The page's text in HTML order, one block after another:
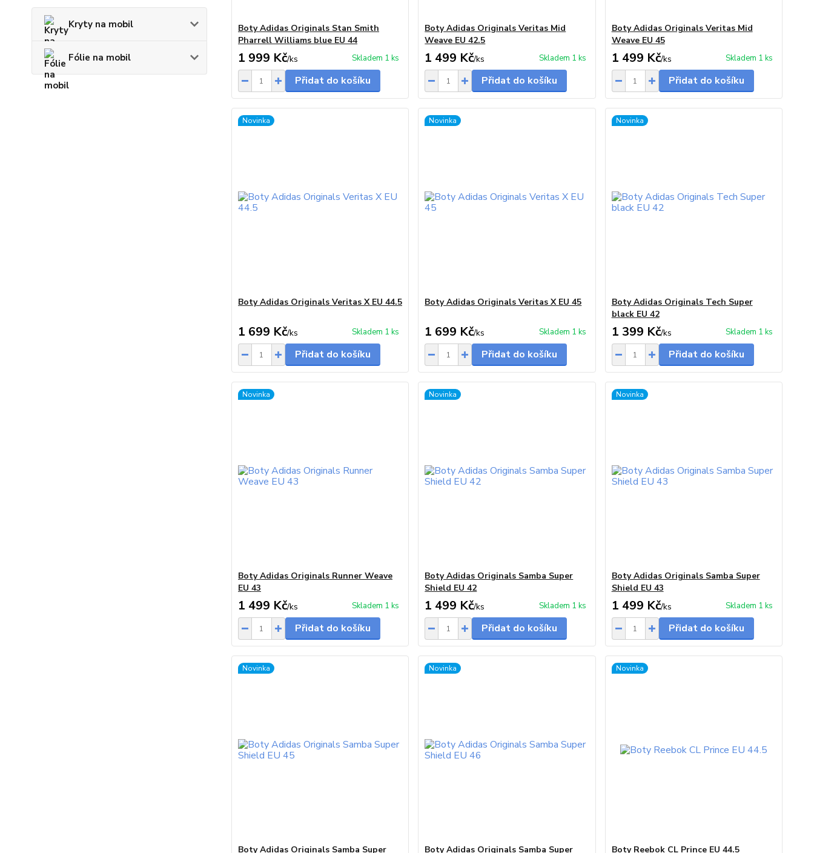
Kryty na mobil
Fólie na mobil
Boty Adidas Originals Stan Smith
Pharrell Williams blue EU 44
1 999 Kč/ks Skladem 1 ks
Přidat do košíku
Boty Adidas Originals Veritas Mid
Weave EU 42.5
1 499 Kč/ks Skladem 1 ks
Přidat do košíku
Boty Adidas Originals Veritas Mid
Weave EU 45
1 499 Kč/ks Skladem 1 ks
Přidat do košíku
Novinka
Boty Adidas Originals Veritas X EU 44.5
1 699 Kč/ks Skladem 1 ks
Přidat do košíku
Novinka
Boty Adidas Originals Veritas X EU 45
1 699 Kč/ks Skladem 1 ks
Přidat do košíku
Novinka
Boty Adidas Originals Tech Super
black EU 42
1 399 Kč/ks Skladem 1 ks
Přidat do košíku
Novinka
Boty Adidas Originals Runner Weave
EU 43
1 499 Kč/ks Skladem 1 ks
Přidat do košíku
Novinka
Boty Adidas Originals Samba Super
Shield EU 42
1 499 Kč/ks Skladem 1 ks
Přidat do košíku
Novinka
Boty Adidas Originals Samba Super
Shield EU 43
1 499 Kč/ks Skladem 1 ks
Přidat do košíku
Novinka
Boty Adidas Originals Samba Super
Novinka
Boty Adidas Originals Samba Super
Novinka
Boty Reebok CL Prince EU 44.5